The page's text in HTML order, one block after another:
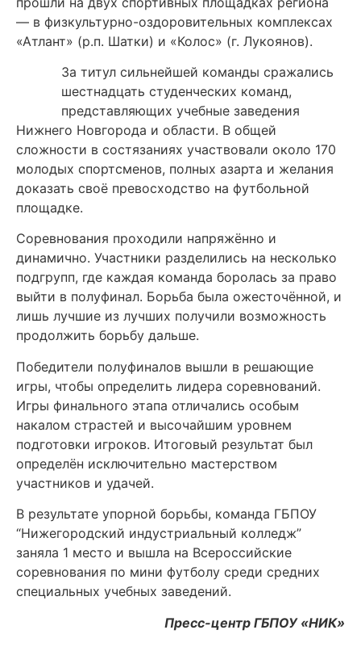
— в физкультурно-оздоровительных комплексах
«Атлант» (р.п. Шатки) и «Колос» (г. Лукоянов).
За титул сильнейшей команды сражались
шестнадцать студенческих команд,
представляющих учебные заведения
Нижнего Новгорода и области. В общей
сложности в состязаниях участвовали около 170
молодых спортсменов, полных азарта и желания
доказать своё превосходство на футбольной
площадке.
Соревнования проходили напряжённо и
динамично. Участники разделились на несколько
подгрупп, где каждая команда боролась за право
выйти в полуфинал. Борьба была ожесточённой, и
лишь лучшие из лучших получили возможность
продолжить борьбу дальше.
Победители полуфиналов вышли в решающие
игры, чтобы определить лидера соревнований.
Игры финального этапа отличались особым
накалом страстей и высочайшим уровнем
подготовки игроков. Итоговый результат был
определён исключительно мастерством
участников и удачей.
В результате упорной борьбы, команда ГБПОУ
“Нижегородский индустриальный колледж”
заняла 1 место и вышла на Всероссийские
соревнования по мини футболу среди средних
специальных учебных заведений.
Пресс-центр ГБПОУ «НИК»